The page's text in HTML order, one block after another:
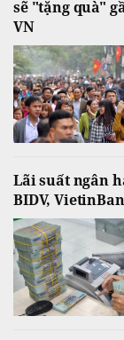
sẽ "tặng quà"
VN
Lãi suất ngân
BIDV,